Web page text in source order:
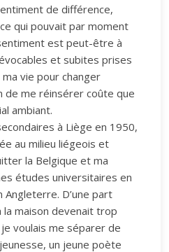
de différence,
qui pouvait par moment
est peut-être à
et subites prises
vie pour changer
de me réinsérer coûte que
ambiant.
à Liège en 1950,
au milieu liégeois et
la Belgique et ma
études universitaires en
Angleterre. D’une part
la maison devenait trop
voulais me séparer de
un jeune poète